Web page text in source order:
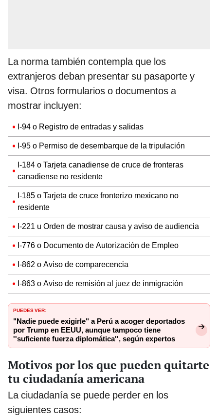
La norma también contempla que los
extranjeros deban presentar su pasaporte y
visa. Otros formularios o documentos a
mostrar incluyen:
I-94 o Registro de entradas y salidas
I-95 o Permiso de desembarque de la tripulación
I-184 o Tarjeta canadiense de cruce de fronteras
canadiense no residente
I-185 o Tarjeta de cruce fronterizo mexicano no
residente
I-221 u Orden de mostrar causa y aviso de audiencia
I-776 o Documento de Autorización de Empleo
I-862 o Aviso de comparecencia
I-863 o Aviso de remisión al juez de inmigración
PUEDES VER:
"Nadie puede exigirle" a Perú a acoger deportados
por Trump en EEUU, aunque tampoco tiene
''suficiente fuerza diplomática'', según expertos
Motivos por los que pueden quitarte
tu ciudadanía americana
La ciudadanía se puede perder en los
siguientes casos: